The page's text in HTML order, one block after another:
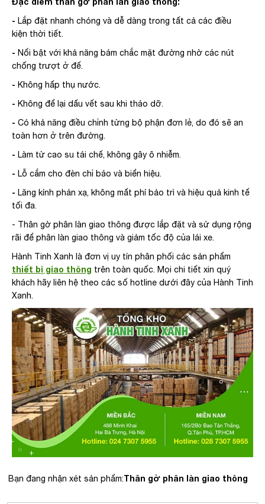
- Lắp đặt nhanh chóng và dễ dàng trong tất cả các điều
kiện thời tiết.
- Nổi bật với khả năng bám chắc mặt đường nhờ các nút
chống trượt ở đế.
- Không hấp thụ nước.
- Không để lại dấu vết sau khi tháo dỡ.
- Có khả năng điều chỉnh từng bộ phận đơn lẻ, do đó sẽ an
toàn hơn ở trên đường.
- Làm từ cao su tái chế, không gây ô nhiễm.
- Lỗ cắm cho đèn chỉ báo và biển hiệu.
- Lăng kính phản xạ, không mất phí bảo trì và hiệu quả kinh tế
tối đa.
- Thân gờ phân làn giao thông được lắp đặt và sử dụng rộng
rãi để phân làn giao thông và giảm tốc độ của lái xe.
Hành Tinh Xanh là đơn vị uy tín phân phối các sản phẩm
thiết bị giao thông trên toàn quốc. Mọi chi tiết xin quý
khách hãy liên hệ theo các số hotline dưới đây của Hành Tinh
Xanh.
Bạn đang nhận xét sản phẩm:Thân gờ phân làn giao thông